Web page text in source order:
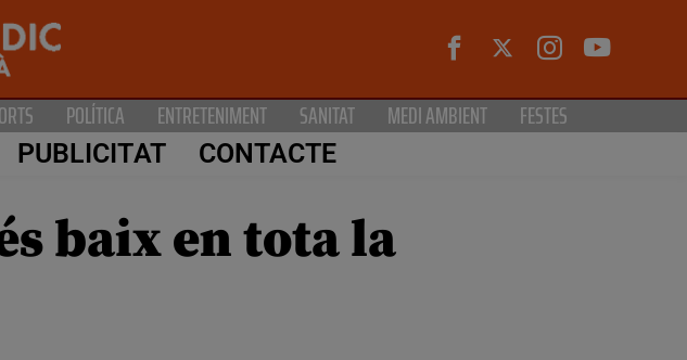
POLÍTICA ENTRETENIMENT SANITAT MEDI AMBIENT FESTES
PUBLICITAT CONTACTE
baix en tota la